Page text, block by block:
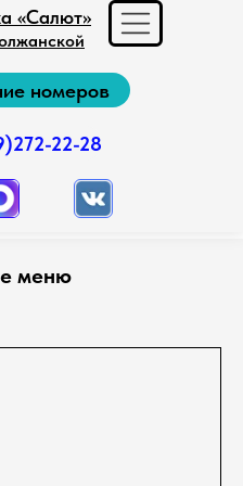
«Салют»
22-28
номеров
меню